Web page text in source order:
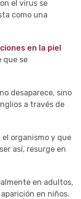
el virus se
como una
en la piel
que se
desaparece, sino
a través de
organismo y que
así, resurge en
en adultos,
en niños.